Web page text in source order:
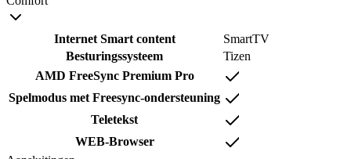
Internet Smart content
SmartTV
Besturingssysteem
Tizen
AMD FreeSync Premium Pro
Spelmodus met Freesync-ondersteuning
Teletekst
WEB-Browser